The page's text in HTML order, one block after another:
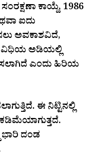
ಕಾಯ್ದೆ, 1986
ಐದು
ಅವಕಾಶವಿದೆ,
ವಿಧಿಯ ಅಡಿಯಲ್ಲಿ
ಎಂದು ಹಿರಿಯ
ಈ ನಿಟ್ಟಿನಲ್ಲಿ
ಭಾರಿ ದಂಡ